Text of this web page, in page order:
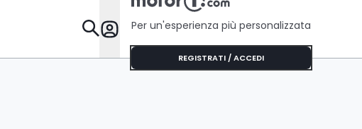
Da Sapere
Per un'esperienza più personalizzata
REGISTRATI / ACCEDI